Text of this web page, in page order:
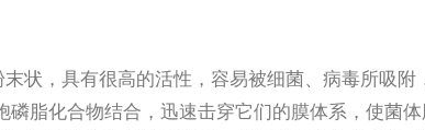
状，具有很高的活性，容易被细菌、病毒所吸
脂化合物结合，迅速击穿它们的膜体系，使菌